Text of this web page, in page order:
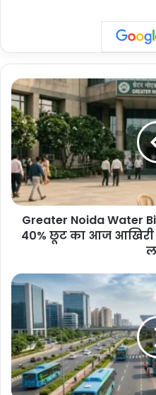
Greater
Noida
Water
Bill:
पानी
के
बिल
के
ब्याज
40%
आज
आखिरी
मौका,
जुलाई
से
कम
होगा
Greater Noida Water
40% छूट का आज आखिरी
Noida
Traffic:
बनीं
जाम
की
वजह,